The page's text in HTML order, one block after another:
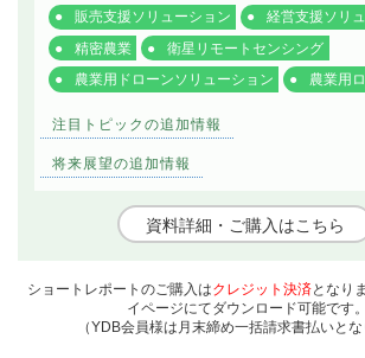
販売支援ソリューション
経営支援ソリ
精密農業
衛星リモートセンシング
農業用ドローンソリューション
農業用
注目トピックの追加情報
将来展望の追加情報
資料詳細・ご購入はこちら
ショートレポートのご購入はクレジット決済となり
イページにてダウンロード可能です。
（YDB会員様は月末締め一括請求書払いとな